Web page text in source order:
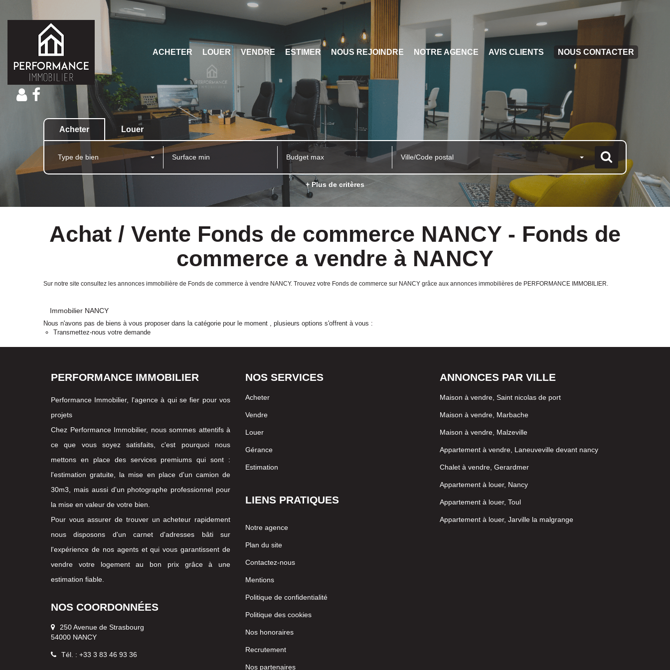
ACHETER LOUER VENDRE ESTIMER NOUS REJOINDRE NOTRE AGENCE AVIS CLIENTS NOUS CONTACTER
Acheter Louer
Type de bien Ville/Code postal
+ Plus de critères
Achat / Vente Fonds de commerce NANCY - Fonds de
commerce a vendre à NANCY
Sur notre site consultez les annonces immobilière de Fonds de commerce à vendre NANCY. Trouvez votre Fonds de commerce sur NANCY grâce aux annonces immobilières de PERFORMANCE IMMOBILIER.
Immobilier NANCY
Nous n'avons pas de biens à vous proposer dans la catégorie pour le moment , plusieurs options s'offrent à vous :
Transmettez-nous votre demande
PERFORMANCE IMMOBILIER
Performance Immobilier, l'agence à qui se fier pour vos
projets
Chez Performance Immobilier, nous sommes attentifs à
ce que vous soyez satisfaits, c'est pourquoi nous
mettons en place des services premiums qui sont :
l'estimation gratuite, la mise en place d'un camion de
30m3, mais aussi d'un photographe professionnel pour
la mise en valeur de votre bien.
Pour vous assurer de trouver un acheteur rapidement
nous disposons d'un carnet d'adresses bâti sur
l'expérience de nos agents et qui vous garantissent de
vendre votre logement au bon prix grâce à une
estimation fiable.
NOS COORDONNÉES
250 Avenue de Strasbourg
54000 NANCY
Tél. : +33 3 83 46 93 36
NOS SERVICES
Acheter
Vendre
Louer
Gérance
Estimation
LIENS PRATIQUES
Notre agence
Plan du site
Contactez-nous
Mentions
Politique de confidentialité
Politique des cookies
Nos honoraires
Recrutement
Nos partenaires
ANNONCES PAR VILLE
Maison à vendre, Saint nicolas de port
Maison à vendre, Marbache
Maison à vendre, Malzeville
Appartement à vendre, Laneuveville devant nancy
Chalet à vendre, Gerardmer
Appartement à louer, Nancy
Appartement à louer, Toul
Appartement à louer, Jarville la malgrange